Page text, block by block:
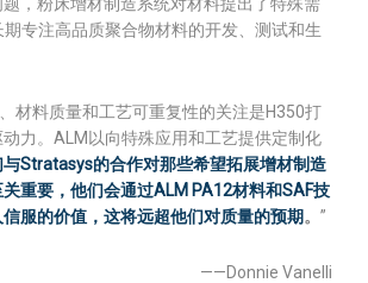
专注高品质聚合物材料的开发、测试和生
材料质量和工艺可重复性的关注是H350打
力。ALM以向特殊应用和工艺提供定制化
与Stratasys的合作对那些希望拓展增材制造
重要，他们会通过ALM PA12材料和SAF技
服的价值，这将远超他们对质量的预期。 ”
——Donnie Vanelli